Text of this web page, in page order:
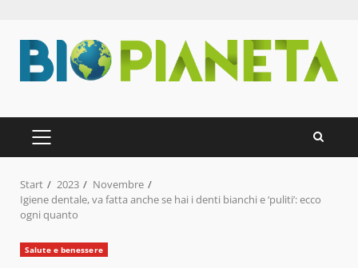
Inhalt
springen
PRIMÄRES
MENÜ
Start 2023
Novembre
Igiene dentale, va fatta anche se hai i denti bianchi e ‘puliti’: ecco
ogni quanto
Salute e benessere